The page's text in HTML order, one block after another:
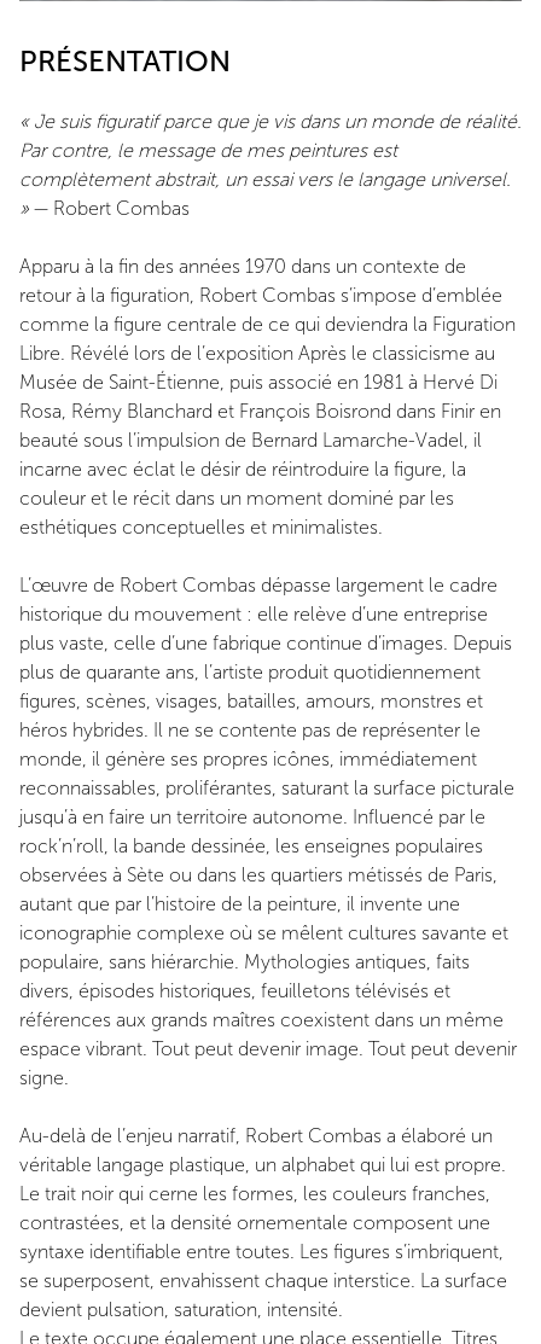
PRÉSENTATION
« Je suis figuratif parce que je vis dans un monde de réalité.
Par contre, le message de mes peintures est
complètement abstrait, un essai vers le langage universel.
» — Robert Combas
Apparu à la fin des années 1970 dans un contexte de
retour à la figuration, Robert Combas s’impose d’emblée
comme la figure centrale de ce qui deviendra la Figuration
Libre. Révélé lors de l’exposition Après le classicisme au
Musée de Saint-Étienne, puis associé en 1981 à Hervé Di
Rosa, Rémy Blanchard et François Boisrond dans Finir en
beauté sous l’impulsion de Bernard Lamarche-Vadel, il
incarne avec éclat le désir de réintroduire la figure, la
couleur et le récit dans un moment dominé par les
esthétiques conceptuelles et minimalistes.
L’œuvre de Robert Combas dépasse largement le cadre
historique du mouvement : elle relève d’une entreprise
plus vaste, celle d’une fabrique continue d’images. Depuis
plus de quarante ans, l’artiste produit quotidiennement
figures, scènes, visages, batailles, amours, monstres et
héros hybrides. Il ne se contente pas de représenter le
monde, il génère ses propres icônes, immédiatement
reconnaissables, proliférantes, saturant la surface picturale
jusqu’à en faire un territoire autonome. Influencé par le
rock’n’roll, la bande dessinée, les enseignes populaires
observées à Sète ou dans les quartiers métissés de Paris,
autant que par l’histoire de la peinture, il invente une
iconographie complexe où se mêlent cultures savante et
populaire, sans hiérarchie. Mythologies antiques, faits
divers, épisodes historiques, feuilletons télévisés et
références aux grands maîtres coexistent dans un même
espace vibrant. Tout peut devenir image. Tout peut devenir
signe.
Au-delà de l’enjeu narratif, Robert Combas a élaboré un
véritable langage plastique, un alphabet qui lui est propre.
Le trait noir qui cerne les formes, les couleurs franches,
contrastées, et la densité ornementale composent une
syntaxe identifiable entre toutes. Les figures s’imbriquent,
se superposent, envahissent chaque interstice. La surface
devient pulsation, saturation, intensité.
Le texte occupe également une place essentielle. Titres